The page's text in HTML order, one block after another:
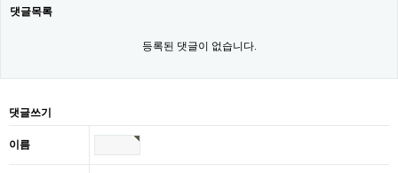
댓글목록
등록된 댓글이 없습니다.
댓글쓰기
이름